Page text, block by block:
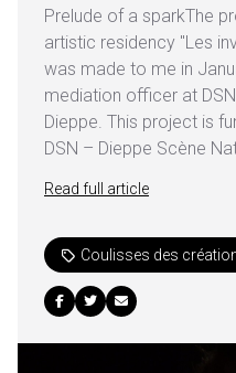
Prelude of a sparkThe
artistic residency "Les
was made to me in
mediation officer at
Dieppe. This project is
DSN – Dieppe Scène
Read full article
Coulisses des